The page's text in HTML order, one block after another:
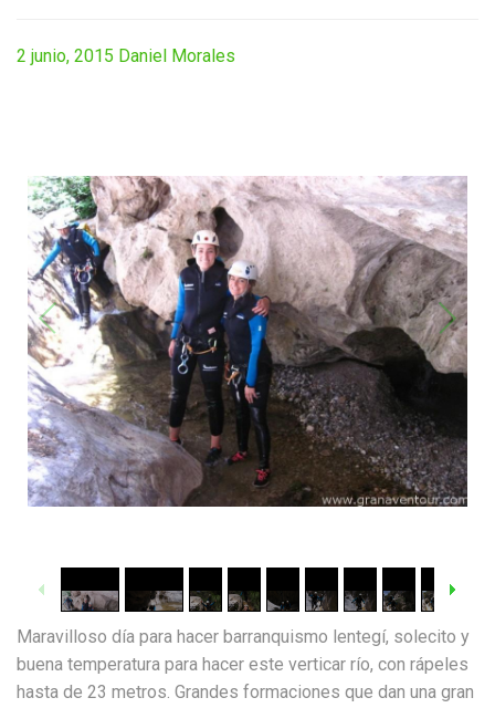
2 junio, 2015 Daniel Morales
Maravilloso día para hacer barranquismo lentegí, solecito y
buena temperatura para hacer este verticar río, con rápeles
hasta de 23 metros. Grandes formaciones que dan una gran